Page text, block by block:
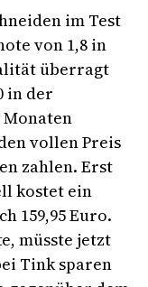
im Test
von 1,8 in
überragt
in der
vollen Preis
zahlen. Erst
kostet ein
159,95 Euro.
müsste jetzt
Tink sparen